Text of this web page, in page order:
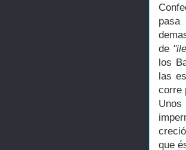
de
los
las
corre
que